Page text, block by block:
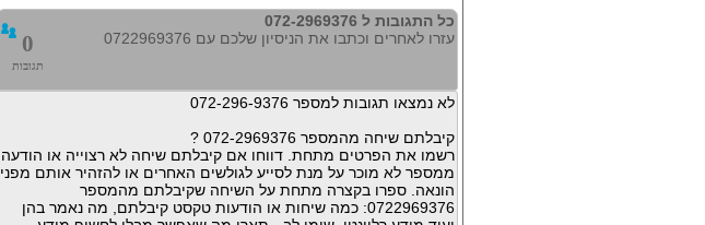
0
תגובות
כל התגובות ל 072-2969376
עזרו לאחרים וכתבו את הניסיון שלכם עם 0722969376
לא נמצאו תגובות למספר 072-296-9376
קיבלתם שיחה מהמספר 072-2969376 ?
רשמו את הפרטים מתחת. דווחו אם קיבלתם שיחה לא רצוייה או הודעה
ממספר לא מוכר על מנת לסייע לגולשים האחרים או להזהיר אותם מפני
הונאה. ספרו בקצרה מתחת על השיחה שקיבלתם מהמספר
0722969376: כמה שיחות או הודעות טקסט קיבלתם, מה נאמר בהן